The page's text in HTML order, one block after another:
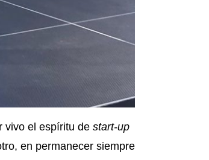
vivo el espíritu de start-up
en permanecer siempre